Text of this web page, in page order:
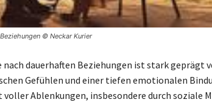
© Neckar Kurier
nach dauerhaften Beziehungen ist stark geprägt
Gefühlen und einer tiefen emotionalen
voller Ablenkungen, insbesondere durch soziale